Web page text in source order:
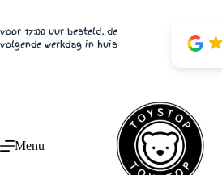
de
inhoud
voor 17:00 uur besteld, de
volgende werkdag in huis
Menu